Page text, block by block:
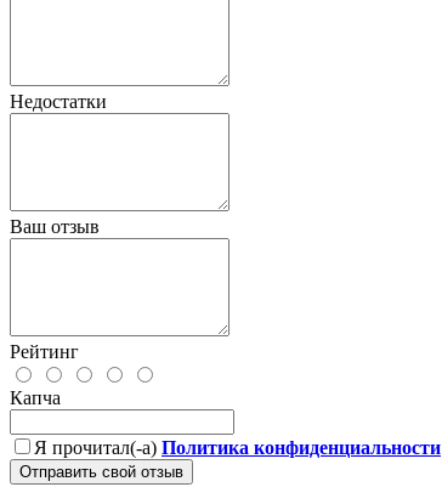
Недостатки
Ваш отзыв
Рейтинг
Капча
Я прочитал(-а) Политика конфиденциальности
Отправить свой отзыв